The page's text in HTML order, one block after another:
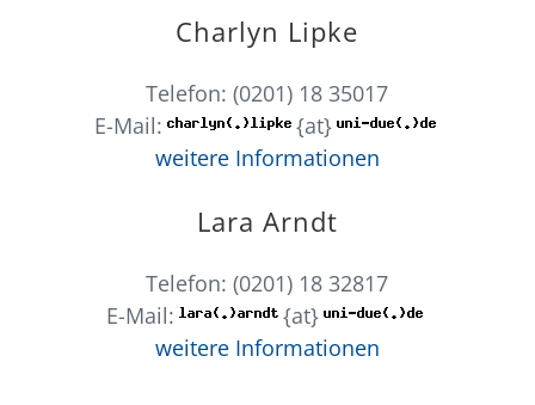
Charlyn Lipke
Telefon: (0201) 18 35017
E-Mail:
{at}
weitere Informationen
Lara Arndt
Telefon: (0201) 18 32817
E-Mail:
{at}
weitere Informationen